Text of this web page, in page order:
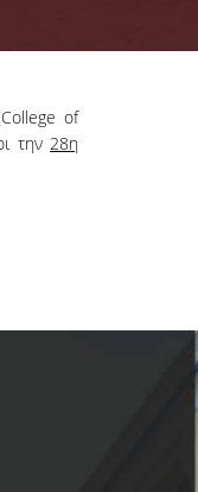
of
την28η